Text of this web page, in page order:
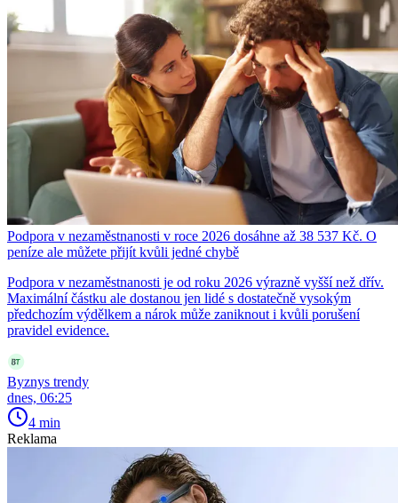
Podpora v nezaměstnanosti v roce 2026 dosáhne až 38 537 Kč. O
peníze ale můžete přijít kvůli jedné chybě
Podpora v nezaměstnanosti je od roku 2026 výrazně vyšší než dřív.
Maximální částku ale dostanou jen lidé s dostatečně vysokým
předchozím výdělkem a nárok může zaniknout i kvůli porušení
pravidel evidence.
Byznys trendy
dnes, 06:25
4 min
Reklama